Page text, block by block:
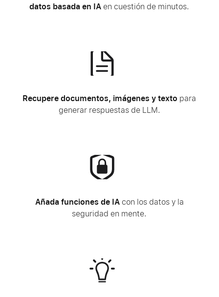
datos basada en IA en cuestión de minutos.
Recupere documentos, imágenes y texto para
generar respuestas de LLM.
Añada funciones de IAcon los datos y la
seguridad en mente.